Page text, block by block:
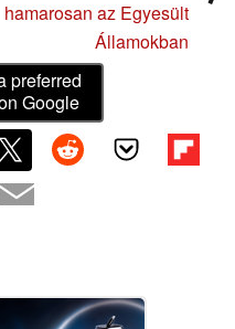
hamarosan az Egyesült
Államokban
preferred
Google